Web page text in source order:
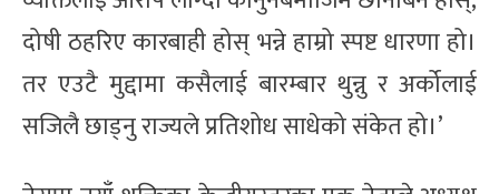
दोषी ठहरिए कारबाही होस् भन्ने हाम्रो स्पष्ट धारणा हो।
तर एउटै मुद्दामा कसैलाई बारम्बार थुन्नु र अर्कोलाई
सजिलै छाड्नु राज्यले प्रतिशोध साधेको संकेत हो।’